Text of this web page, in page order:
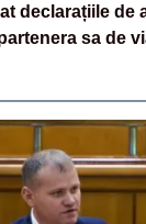
declarațiile de
sa de